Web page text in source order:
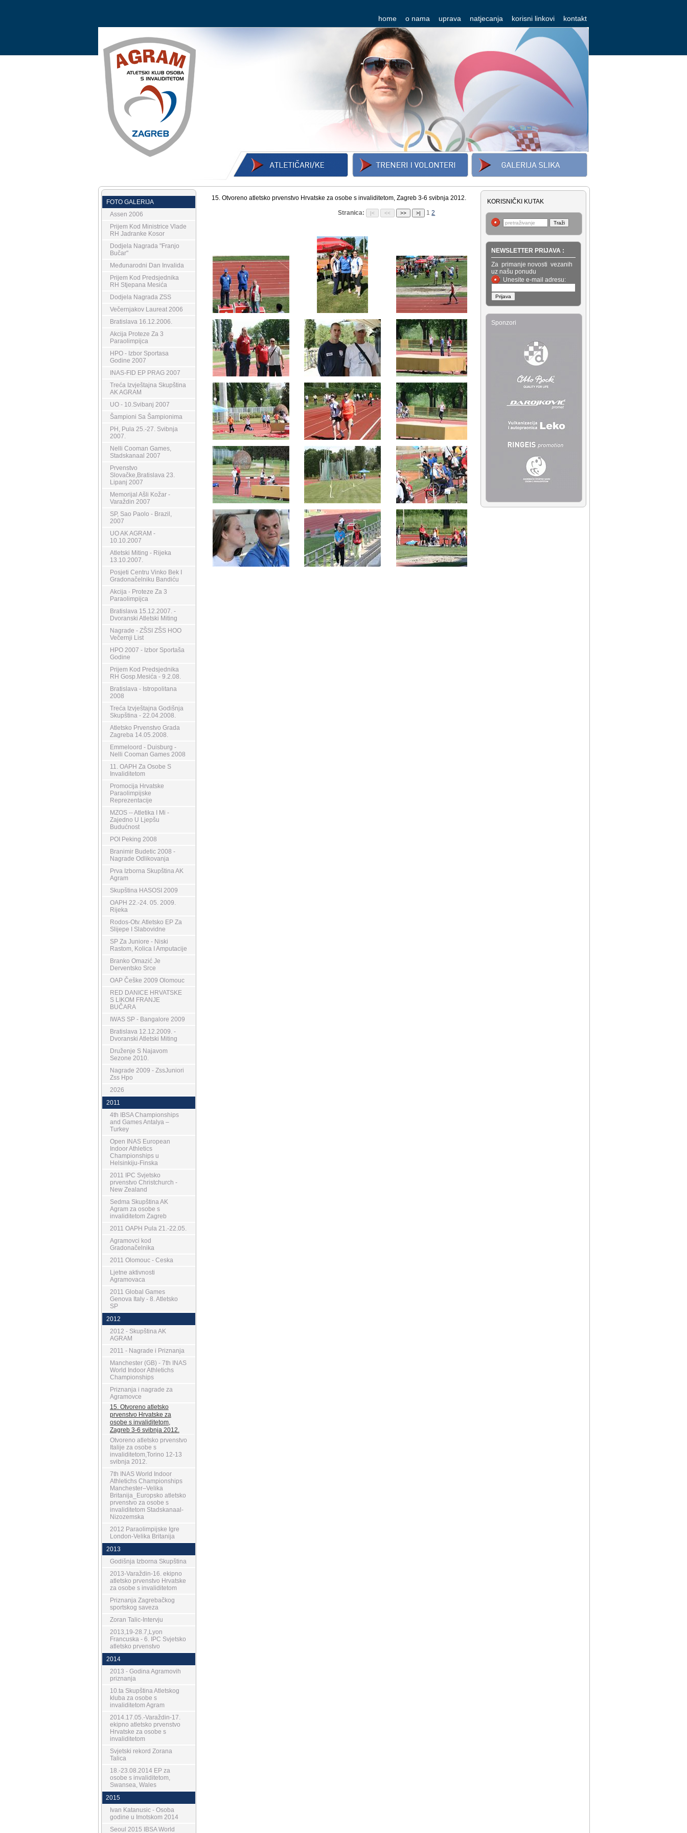
home o nama uprava natjecanja korisni linkovi kontakt
15. Otvoreno atletsko prvenstvo Hrvatske za osobe s invaliditetom, Zagreb 3-6 svibnja 2012.
Stranica: 1 2
FOTO GALERIJA
Assen 2006
Prijem Kod Ministrice Vlade
RH Jadranke Kosor
Dodjela Nagrada "Franjo
Bučar"
Međunarodni Dan Invalida
Prijem Kod Predsjednika
RH Stjepana Mesića
Dodjela Nagrada ZSS
Večernjakov Laureat 2006
Bratislava 16.12.2006.
Akcija Proteze Za 3
Paraolimpijca
HPO - Izbor Sportasa
Godine 2007
INAS-FID EP PRAG 2007
Treća Izvještajna Skupština
AK AGRAM
UO - 10.Svibanj 2007
Šampioni Sa Šampionima
PH, Pula 25.-27. Svibnja
2007.
Nelli Cooman Games,
Stadskanaal 2007
Prvenstvo
Slovačke,Bratislava 23.
Lipanj 2007
Memorijal Ašli Kožar -
Varaždin 2007
SP, Sao Paolo - Brazil,
2007
UO AK AGRAM -
10.10.2007
Atletski Miting - Rijeka
13.10.2007.
Posjeti Centru Vinko Bek I
Gradonačelniku Bandiću
Akcija - Proteze Za 3
Paraolimpijca
Bratislava 15.12.2007. -
Dvoranski Atletski Miting
Nagrade - ZŠSI ZŠS HOO
Večernji List
HPO 2007 - Izbor Sportaša
Godine
Prijem Kod Predsjednika
RH Gosp.Mesića - 9.2.08.
Bratislava - Istropolitana
2008
Treća Izvještajna Godišnja
Skupština - 22.04.2008.
Atletsko Prvenstvo Grada
Zagreba 14.05.2008.
Emmeloord - Duisburg -
Nelli Cooman Games 2008
11. OAPH Za Osobe S
Invaliditetom
Promocija Hrvatske
Paraolimpijske
Reprezentacije
MZOS -- Atletika I Mi -
Zajedno U Ljepšu
Budućnost
POI Peking 2008
Branimir Budetic 2008 -
Nagrade Odlikovanja
Prva Izborna Skupština AK
Agram
Skupština HASOSI 2009
OAPH 22.-24. 05. 2009.
Rijeka
Rodos-Otv. Atletsko EP Za
Slijepe I Slabovidne
SP Za Juniore - Niski
Rastom, Kolica I Amputacije
Branko Omazić Je
Derventsko Srce
OAP Češke 2009 Olomouc
RED DANICE HRVATSKE
S LIKOM FRANJE
BUČARA
IWAS SP - Bangalore 2009
Bratislava 12.12.2009. -
Dvoranski Atletski Miting
Druženje S Najavom
Sezone 2010.
Nagrade 2009 - ZssJuniori
Zss Hpo
2026
2011
4th IBSA Championships
and Games Antalya –
Turkey
Open INAS European
Indoor Athletics
Championships u
Helsinkiju-Finska
2011 IPC Svjetsko
prvenstvo Christchurch -
New Zealand
Sedma Skupština AK
Agram za osobe s
invaliditetom Zagreb
2011 OAPH Pula 21.-22.05.
Agramovci kod
Gradonačelnika
2011 Olomouc - Ceska
Ljetne aktivnosti
Agramovaca
2011 Global Games
Genova Italy - 8. Atletsko
SP
2012
2012 - Skupština AK
AGRAM
2011 - Nagrade i Priznanja
Manchester (GB) - 7th INAS
World Indoor Athletichs
Championships
Priznanja i nagrade za
Agramovce
15. Otvoreno atletsko
prvenstvo Hrvatske za
osobe s invaliditetom,
Zagreb 3-6 svibnja 2012.
Otvoreno atletsko prvenstvo
Italije za osobe s
invaliditetom,Torino 12-13
svibnja 2012.
7th INAS World Indoor
Athletichs Championships
Manchester–Velika
Britanija_Europsko atletsko
prvenstvo za osobe s
invaliditetom Stadskanaal-
Nizozemska
2012 Paraolimpijske Igre
London-Velika Britanija
2013
Godišnja Izborna Skupština
2013-Varaždin-16. ekipno
atletsko prvenstvo Hrvatske
za osobe s invaliditetom
Priznanja Zagrebačkog
sportskog saveza
Zoran Talic-Intervju
2013,19-28.7,Lyon
Francuska - 6. IPC Svjetsko
atletsko prvenstvo
2014
2013 - Godina Agramovih
priznanja
10.ta Skupština Atletskog
kluba za osobe s
invaliditetom Agram
2014.17.05.-Varaždin-17.
ekipno atletsko prvenstvo
Hrvatske za osobe s
invaliditetom
Svjetski rekord Zorana
Talica
18.-23.08.2014 EP za
osobe s invaliditetom,
Swansea, Wales
2015
Ivan Katanusic - Osoba
godine u Imotskom 2014
Seoul 2015 IBSA World
KORISNIČKI KUTAK
NEWSLETTER PRIJAVA :
Za primanje novosti vezanih
uz našu ponudu
Unesite e-mail adresu:
Sponzori